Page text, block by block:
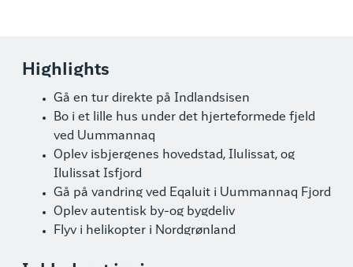
Highlights
Gå en tur direkte på Indlandsisen
Bo i et lille hus under det hjerteformede fjeld
ved Uummannaq
Oplev isbjergenes hovedstad, Ilulissat, og
Ilulissat Isfjord
Gå på vandring ved Eqaluit i Uummannaq Fjord
Oplev autentisk by-og bygdeliv
Flyv i helikopter i Nordgrønland